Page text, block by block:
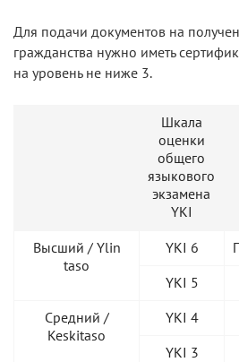
Для подачи документов на
гражданства нужно иметь
на уровень не ниже 3.
Шкала
оценки
общего
языкового
экзамена
YKI
Высший / Ylin
taso
YKI 6
YKI 5
Средний /
Keskitaso
YKI 4
YKI 3